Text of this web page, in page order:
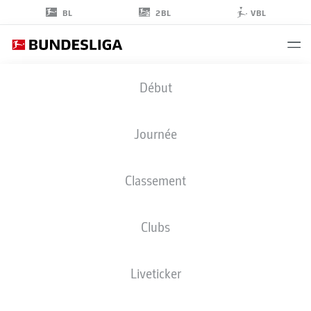
BL 2BL VBL
Début
Journée
Classement
Clubs
Liveticker